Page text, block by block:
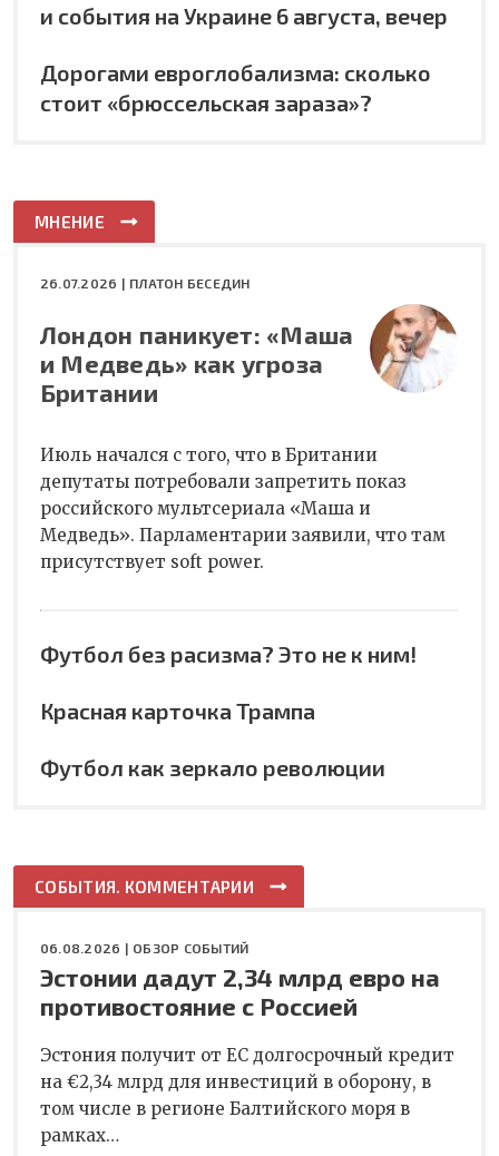
и события на Украине 6 августа, вечер
Дорогами евроглобализма: сколько
стоит «брюссельская зараза»?
МНЕНИЕ
26.07.2026 | ПЛАТОН БЕСЕДИН
Лондон паникует: «Маша
и Медведь» как угроза
Британии
Июль начался с того, что в Британии
депутаты потребовали запретить показ
российского мультсериала «Маша и
Медведь». Парламентарии заявили, что там
присутствует soft power.
Футбол без расизма? Это не к ним!
Красная карточка Трампа
Футбол как зеркало революции
СОБЫТИЯ. КОММЕНТАРИИ
06.08.2026 | ОБЗОР СОБЫТИЙ
Эстонии дадут 2,34 млрд евро на
противостояние с Россией
Эстония получит от ЕС долгосрочный кредит
на €2,34 млрд для инвестиций в оборону, в
том числе в регионе Балтийского моря в
рамках…